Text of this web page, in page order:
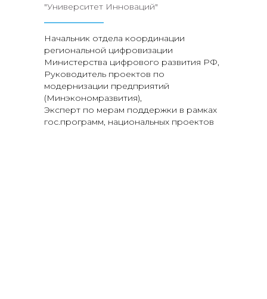
"Университет Инноваций"
Начальник отдела координации
региональной цифровизации
Министерства цифрового развития РФ,
Руководитель проектов по
модернизации предприятий
(Минэкономразвития),
Эксперт по мерам поддержки в рамках
гос.программ, национальных проектов